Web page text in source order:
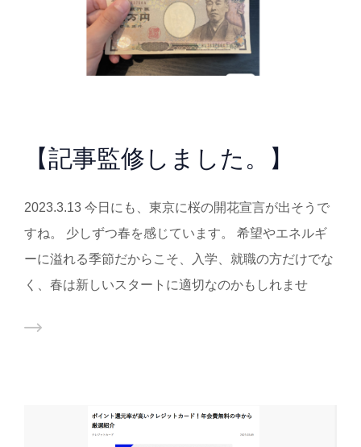
【記事監修しました。】
2023.3.13 今日にも、東京に桜の開花宣言が出そうで
すね。 少しずつ春を感じています。 希望やエネルギ
ーに溢れる季節だからこそ、入学、就職の方だけでな
く、春は新しいスタートに適切なのかもしれませ